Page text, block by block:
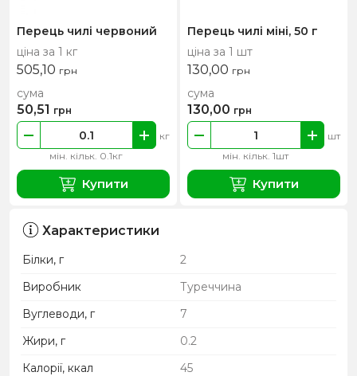
Перець чилі червоний
ціна за 1 кг
505,10 грн
мін. кільк. 0.1кг
кг
сума
50,51 грн
Купити
Перець чилі міні, 50 г
ціна за 1 шт
130,00 грн
мін. кільк. 1шт
шт
сума
130,00 грн
Купити
Характеристики
Білки, г
2
Виробник
Туреччина
Вуглеводи, г
7
Жири, г
0.2
Калорії, ккал
45